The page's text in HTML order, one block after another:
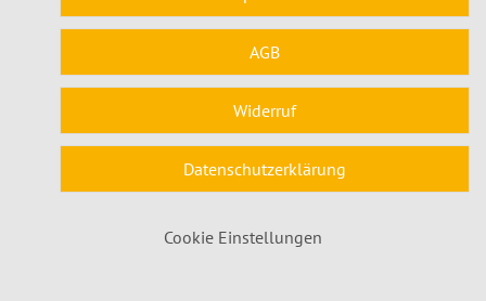
AGB
Widerruf
Datenschutzerklärung
Cookie Einstellungen